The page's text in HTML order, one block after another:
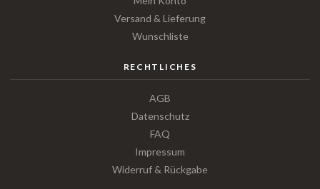
Versand & Lieferung
Wunschliste
RECHTLICHES
AGB
Datenschutz
FAQ
Impressum
Widerruf & Rückgabe